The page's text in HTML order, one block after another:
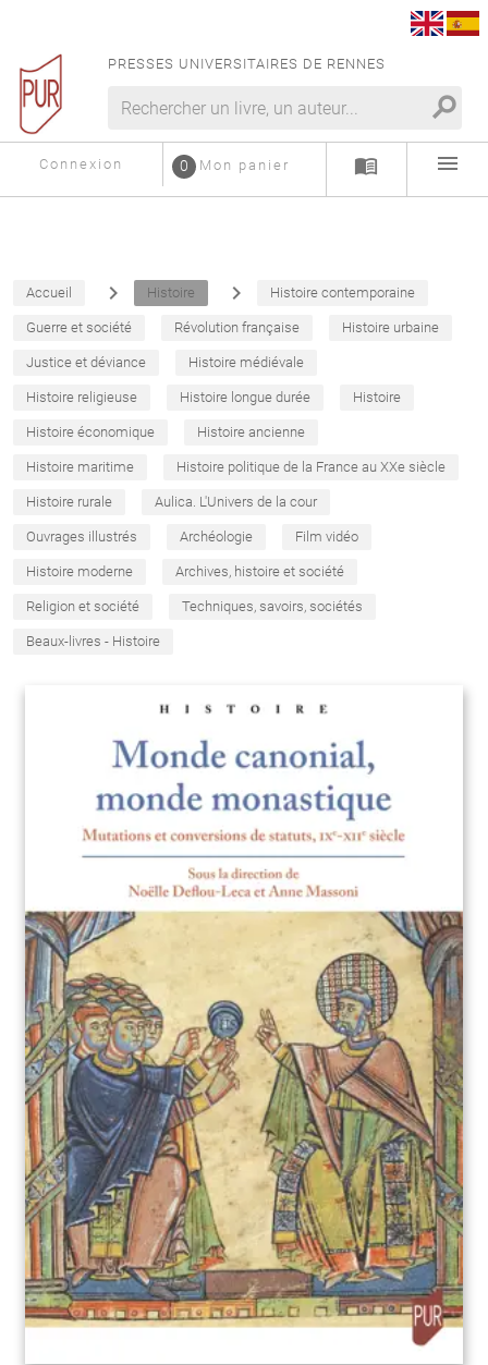
PRESSES UNIVERSITAIRES DE RENNES
search
Connexion Mon panier
0 menu_book menu
Accueil navigate_next Histoire navigate_next Histoire contemporaine
Guerre et société Révolution française Histoire urbaine
Justice et déviance Histoire médiévale
Histoire religieuse Histoire longue durée Histoire
Histoire économique Histoire ancienne
Histoire maritime Histoire politique de la France au XXe siècle
Histoire rurale Aulica. L'Univers de la cour
Ouvrages illustrés Archéologie Film vidéo
Histoire moderne Archives, histoire et société
Religion et société Techniques, savoirs, sociétés
Beaux-livres - Histoire